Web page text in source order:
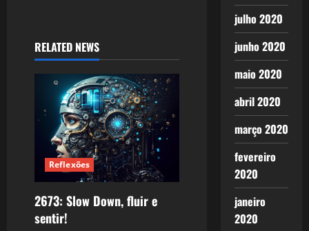
RELATED NEWS
Reflexões
2673: Slow Down, fluir e
sentir!
julho 2020
junho 2020
maio 2020
abril 2020
março 2020
fevereiro
2020
janeiro
2020